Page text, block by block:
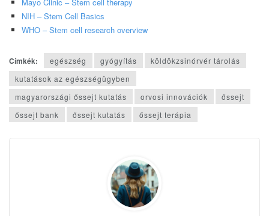
NIH – Stem Cell Basics
WHO – Stem cell research overview
Címkék: egészség gyógyítás
köldökzsinórvér tárolás
kutatások az egészségügyben
magyarországi őssejt kutatás
orvosi innovációk
őssejt
őssejt bank
őssejt kutatás őssejt terápia